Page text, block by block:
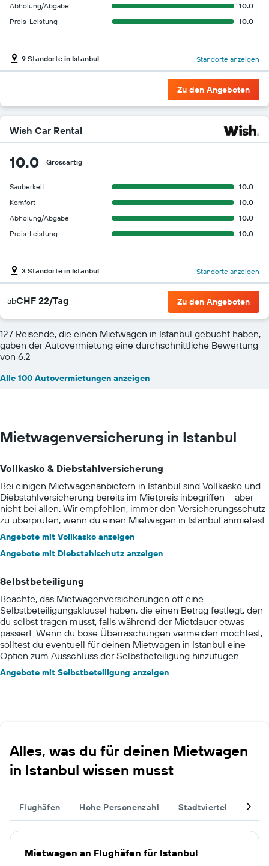
Abholung/Abgabe
10.0
Preis-Leistung
10.0
9 Standorte in Istanbul Standorte anzeigen
Zu den Angeboten
Wish Car Rental
10.0 Grossartig
Sauberkeit
10.0
Komfort
10.0
Abholung/Abgabe
10.0
Preis-Leistung
10.0
3 Standorte in Istanbul Standorte anzeigen
abCHF 22/Tag Zu den Angeboten
127 Reisende, die einen Mietwagen in Istanbul gebucht haben,
gaben der Autovermietung eine durchschnittliche Bewertung
von 6.2
Alle 100 Autovermietungen anzeigen
Mietwagenversicherung in Istanbul
Vollkasko & Diebstahlversicherung
Bei einigen Mietwagenanbietern in Istanbul sind Vollkasko und
Diebstahlversicherung bereits im Mietpreis inbegriffen – aber
nicht bei allen. Wir empfehlen, immer den Versicherungsschutz
zu überprüfen, wenn du einen Mietwagen in Istanbul anmietest.
Angebote mit Vollkasko anzeigen
Angebote mit Diebstahlschutz anzeigen
Selbstbeteiligung
Beachte, das Mietwagenversicherungen oft eine
Selbstbeteiligungsklausel haben, die einen Betrag festlegt, den
du selbst tragen musst, falls während der Mietdauer etwas
passiert. Wenn du böse Überraschungen vermeiden möchtest,
solltest du eventuell für deinen Mietwagen in Istanbul eine
Option zum Ausschluss der Selbstbeteiligung hinzufügen.
Angebote mit Selbstbeteiligung anzeigen
Alles, was du für deinen Mietwagen
in Istanbul wissen musst
Flughäfen Hohe Personenzahl Stadtviertel
Mietwagen an Flughäfen für Istanbul